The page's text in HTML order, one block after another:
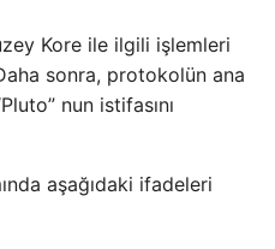
Kore ile ilgili işlemleri
sonra, protokolün ana
nun istifasını
aşağıdaki ifadeleri